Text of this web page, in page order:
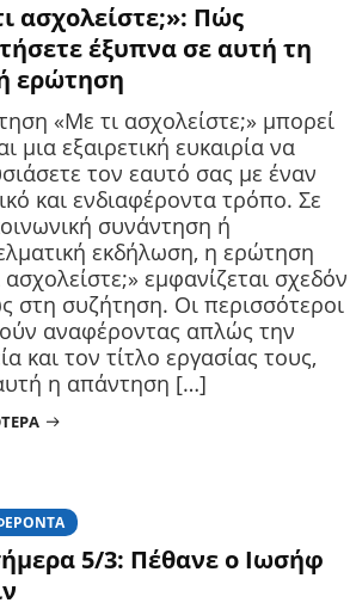
ασχολείστε;»: Πώς
έξυπνα σε αυτή τη
ερώτηση
«Με τι ασχολείστε;» μπορεί
μια εξαιρετική ευκαιρία να
τον εαυτό σας με έναν
και ενδιαφέροντα τρόπο. Σε
συνάντηση ή
εκδήλωση, η ερώτηση
εμφανίζεται σχεδόν
στη συζήτηση. Οι περισσότεροι
αναφέροντας απλώς την
και τον τίτλο εργασίας τους,
η απάντηση […]
5/3: Πέθανε ο Ιωσήφ